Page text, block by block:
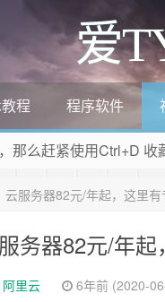
爱
程 程序软件
那么赶紧使用Ctrl+D 收
云服务器82元/年起，这里
务器82元/年
阿里云 6年前 (2020-